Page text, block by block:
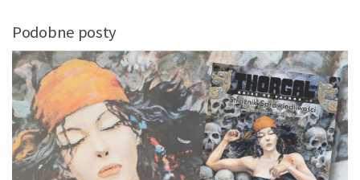
Podobne posty